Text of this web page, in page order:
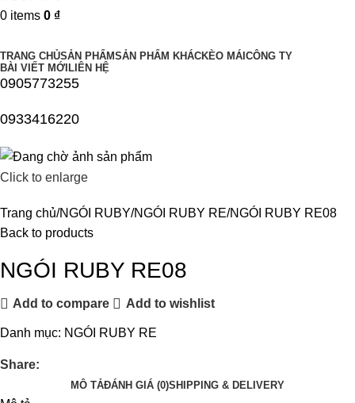
0 items 0 ₫
TRANG CHỦSẢN PHẨMSẢN PHẨM KHÁCKÈO MÁI CÔNG TY
BÀI VIẾT MỚI LIÊN HỆ
0905773255
0933416220
Click to enlarge
Trang chủ NGÓI RUBY NGÓI RUBY RE NGÓI RUBY RE08
Back to products
NGÓI RUBY RE08
Add to compare Add to wishlist
Danh mục: NGÓI RUBY RE
Share:
MÔ TẢĐÁNH GIÁ (0)SHIPPING & DELIVERY